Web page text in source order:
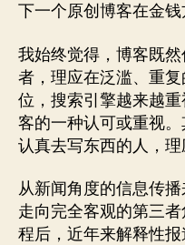
下一个原创博客在金钱
我始终觉得，博客既
者，理应在泛滥、重
位，搜索引擎越来越
客的一种认可或重视
认真去写东西的人，理
从新闻角度的信息传
走向完全客观的第三
程后，近年来解释性